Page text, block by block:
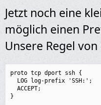
Jetzt noch eine
möglich einen
Unsere Regel
proto tcp dport ssh {
LOG log-prefix 'SSH:';
ACCEPT;
}